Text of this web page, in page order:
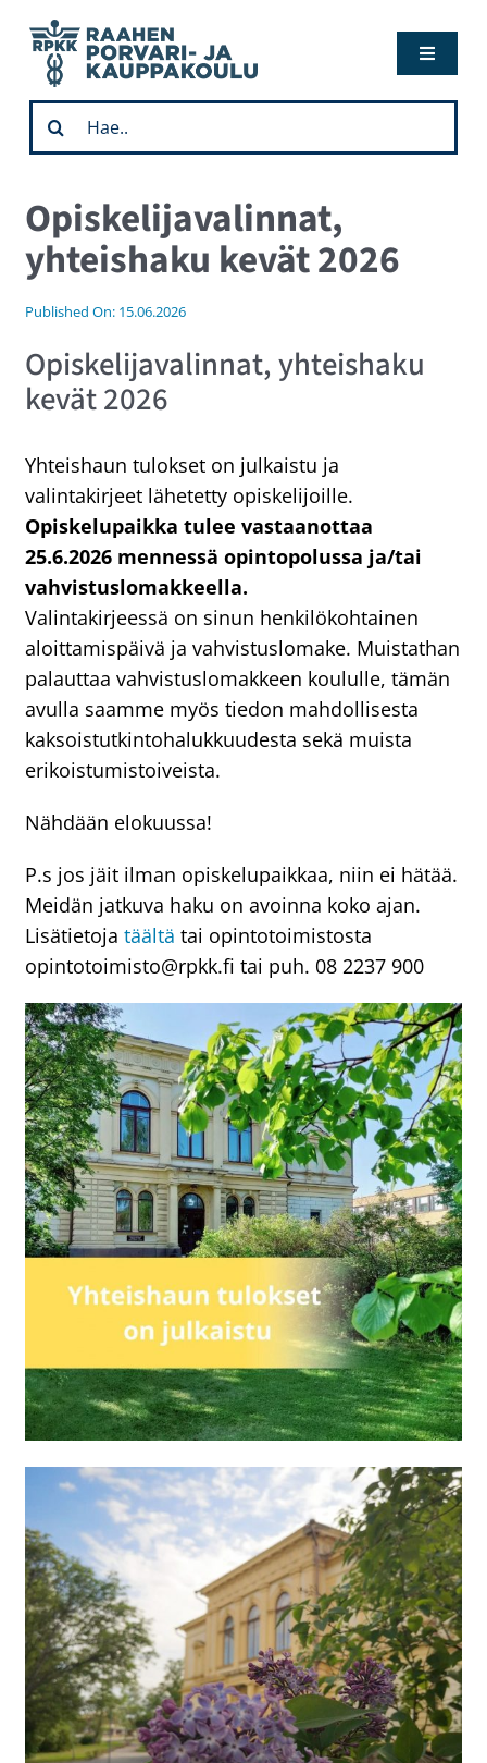
content
Toggle
Hae opiskelemaan
Opiskelijalle
Verkostolle
In English
Etsi
...
Opiskelijavalinnat,
yhteishaku kevät 2026
Published On: 15.06.2026
Opiskelijavalinnat, yhteishaku
kevät 2026
Yhteishaun tulokset on julkaistu ja
valintakirjeet lähetetty opiskelijoille.
Opiskelupaikka tulee vastaanottaa
25.6.2026 mennessä opintopolussa ja/tai
vahvistuslomakkeella.
Valintakirjeessä on sinun henkilökohtainen
aloittamispäivä ja vahvistuslomake. Muistathan
palauttaa vahvistuslomakkeen koululle, tämän
avulla saamme myös tiedon mahdollisesta
kaksoistutkintohalukkuudesta sekä muista
erikoistumistoiveista.
Nähdään elokuussa!
P.s jos jäit ilman opiskelupaikkaa, niin ei hätää.
Meidän jatkuva haku on avoinna koko ajan.
Lisätietojatäältä tai opintotoimistosta
opintotoimisto@rpkk.fi tai puh. 08 2237 900